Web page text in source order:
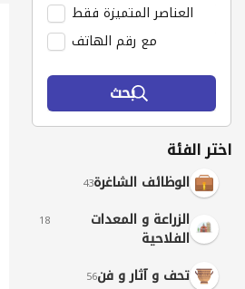
العناصر المتميزة فقط
مع رقم الهاتف
بحث
اختر الفئة
الوظائف الشاغرة43
الزراعة و المعدات
الفلاحية
18
تحف و آثار و فن56